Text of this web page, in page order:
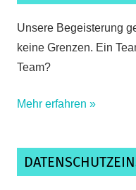
Unsere Begeisterung
keine Grenzen. Ein
Team?
Mehr erfahren »